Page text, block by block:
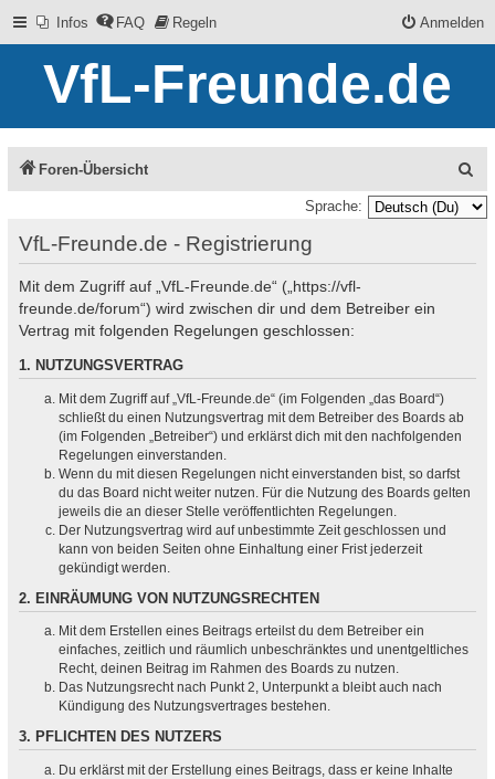
Infos FAQ Regeln Anmelden
VfL-Freunde.de
Foren-Übersicht
u
h
Sprache:
VfL-Freunde.de - Registrierung
Mit dem Zugriff auf „VfL-Freunde.de“ („https://vfl-
freunde.de/forum“) wird zwischen dir und dem Betreiber ein
Vertrag mit folgenden Regelungen geschlossen:
1. NUTZUNGSVERTRAG
Mit dem Zugriff auf „VfL-Freunde.de“ (im Folgenden „das Board“)
schließt du einen Nutzungsvertrag mit dem Betreiber des Boards ab
(im Folgenden „Betreiber“) und erklärst dich mit den nachfolgenden
Regelungen einverstanden.
Wenn du mit diesen Regelungen nicht einverstanden bist, so darfst
du das Board nicht weiter nutzen. Für die Nutzung des Boards gelten
jeweils die an dieser Stelle veröffentlichten Regelungen.
Der Nutzungsvertrag wird auf unbestimmte Zeit geschlossen und
kann von beiden Seiten ohne Einhaltung einer Frist jederzeit
gekündigt werden.
2. EINRÄUMUNG VON NUTZUNGSRECHTEN
Mit dem Erstellen eines Beitrags erteilst du dem Betreiber ein
einfaches, zeitlich und räumlich unbeschränktes und unentgeltliches
Recht, deinen Beitrag im Rahmen des Boards zu nutzen.
Das Nutzungsrecht nach Punkt 2, Unterpunkt a bleibt auch nach
Kündigung des Nutzungsvertrages bestehen.
3. PFLICHTEN DES NUTZERS
Du erklärst mit der Erstellung eines Beitrags, dass er keine Inhalte